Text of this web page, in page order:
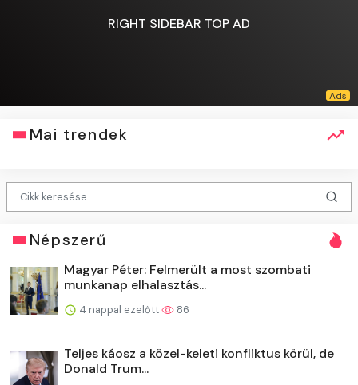
RIGHT SIDEBAR TOP AD
Mai trendek
Népszerű
Magyar Péter: Felmerült a most szombati
munkanap elhalasztás...
4 nappal ezelőtt 86
Teljes káosz a közel-keleti konfliktus körül, de
Donald Trum...